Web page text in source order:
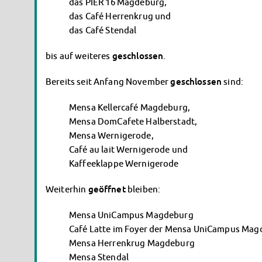
das Café Herrenkrug und
das Café Stendal
bis auf weiteres geschlossen
Bereits seit Anfang Novembergeschlossen sind:
Mensa Kellercafé Magdeburg,
Mensa DomCafete Halberstadt,
Mensa Wernigerode,
Café au lait Wernigerode und
Kaffeeklappe Wernigerode
Weiterhin geöffnetbleiben:
Mensa UniCampus Magdeburg
Café Latte im Foyer der Mensa UniCampus
Mensa Herrenkrug Magdeburg
Mensa Stendal